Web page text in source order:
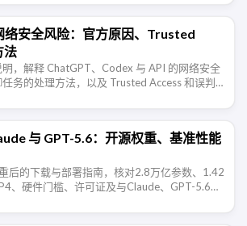
络安全风险：官方原因、Trusted
法
，解释 ChatGPT、Codex 与 API 的网络安全
务的处理方法，以及 Trusted Access 和误判
与 GPT-5.6：开源权重、基准性能
后的下载与部署指南，核对2.8万亿参数、1.42
、硬件门槛、许可证及与Claude、GPT-5.6的